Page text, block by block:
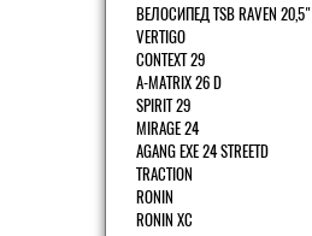
ВЕЛОСИПЕД TSB RAVEN 20,5"
VERTIGO
CONTEXT 29
A-MATRIX 26 D
SPIRIT 29
MIRAGE 24
AGANG EXE 24 STREETD
TRACTION
RONIN
RONIN XC